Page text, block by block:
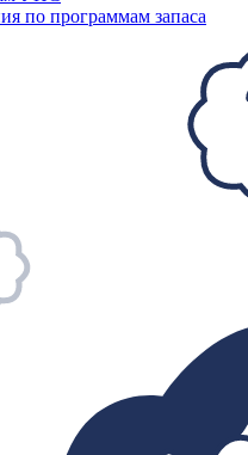
по программам запаса